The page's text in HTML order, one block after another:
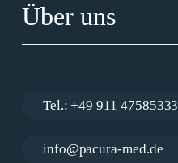
Über uns
Tel.: +49 911 47585333
info@pacura-med.de